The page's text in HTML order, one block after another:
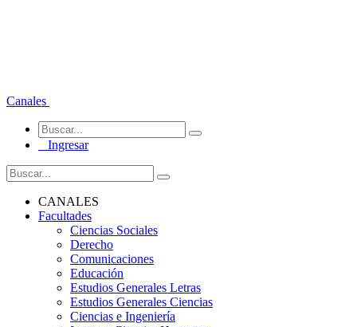
Canales
Ingresar
CANALES
Facultades
Ciencias Sociales
Derecho
Comunicaciones
Educación
Estudios Generales Letras
Estudios Generales Ciencias
Ciencias e Ingeniería